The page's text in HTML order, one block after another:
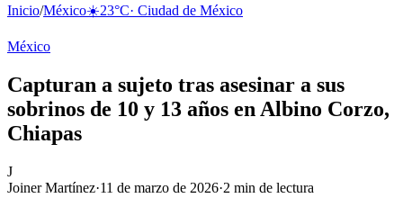
Inicio/México☀️23°C· Ciudad de México
México
Capturan a sujeto tras asesinar a sus
sobrinos de 10 y 13 años en Albino Corzo,
Chiapas
J
Joiner Martínez·11 de marzo de 2026·2 min de lectura